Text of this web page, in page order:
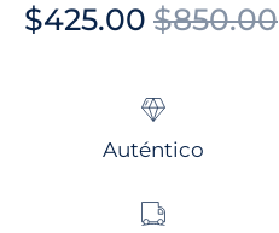
$425.00 $850.00
Auténtico